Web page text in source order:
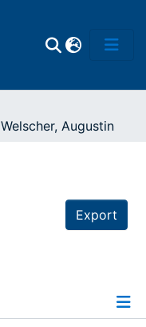
Welscher, Augustin
Export